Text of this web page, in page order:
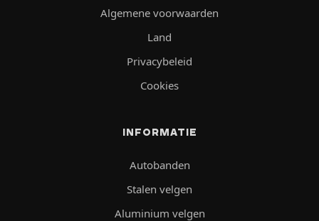
Algemene voorwaarden
Land
Privacybeleid
Cookies
INFORMATIE
Autobanden
Stalen velgen
Aluminium velgen